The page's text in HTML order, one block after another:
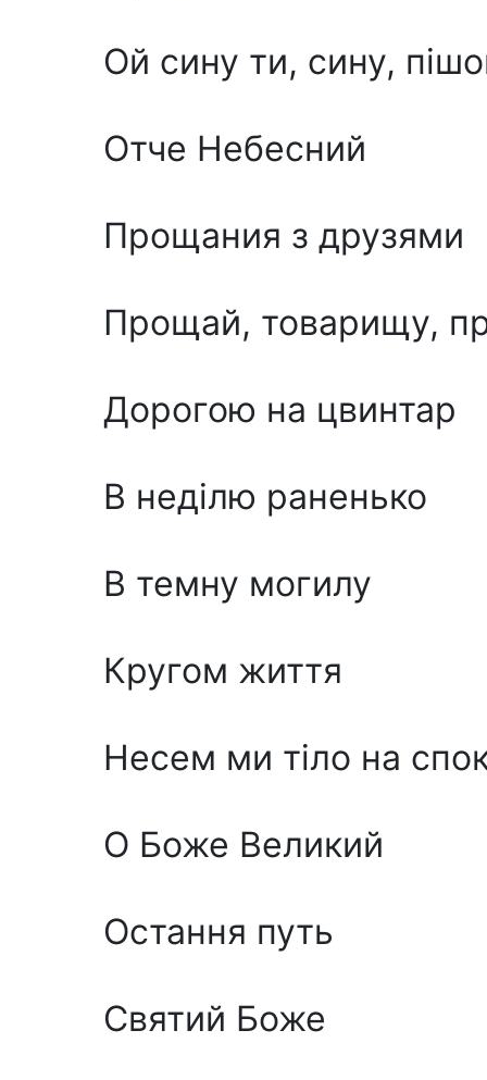
Ой сину ти, сину,
Отче Небесний
Прощания з друзями
Прощай, товарищу,
Дорогою на цвинтар
В неділю раненько
В темну могилу
Кругом життя
Несем ми тіло на
О Боже Великий
Остання путь
Святий Боже